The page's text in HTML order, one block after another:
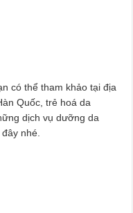
có thể tham khảo tại địa
Quốc, trẻ hoá da
dịch vụ dưỡng da
nhé.